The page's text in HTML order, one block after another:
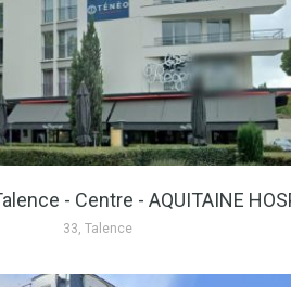
- Centre - AQUITAINE
33, Talence